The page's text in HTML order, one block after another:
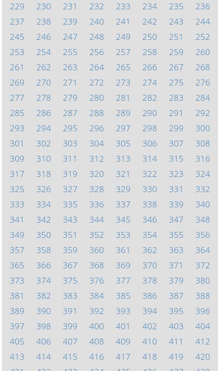
229
230 231 232 233 234 235
236
237
238 239 240 241 242 243
244
245
246 247 248 249 250 251
252
253
254 255 256 257 258 259
260
261
262 263 264 265 266 267
268
269
270 271 272 273 274 275
276
277
278 279 280 281 282 283
284
285
286 287 288 289 290 291
292
293
294 295 296 297 298 299
300
301
302 303 304 305 306 307
308
309
310 311 312 313 314 315
316
317
318 319 320 321 322 323
324
325
326 327 328 329 330 331
332
333
334 335 336 337 338 339
340
341
342 343 344 345 346 347
348
349
350 351 352 353 354 355
356
357
358 359 360 361 362 363
364
365
366 367 368 369 370 371
372
373
374 375 376 377 378 379
380
381
382 383 384 385 386 387
388
389
390 391 392 393 394 395
396
397
398 399 400 401 402 403
404
405
406 407 408 409 410 411
412
413
414 415 416 417 418 419
420